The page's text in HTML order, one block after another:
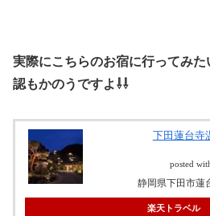
実際にこちらのお宿に行ってみ
認もかのうですよ⇩⇩
下田蓮台
posted
静岡県下田市蓮
楽天トラベル